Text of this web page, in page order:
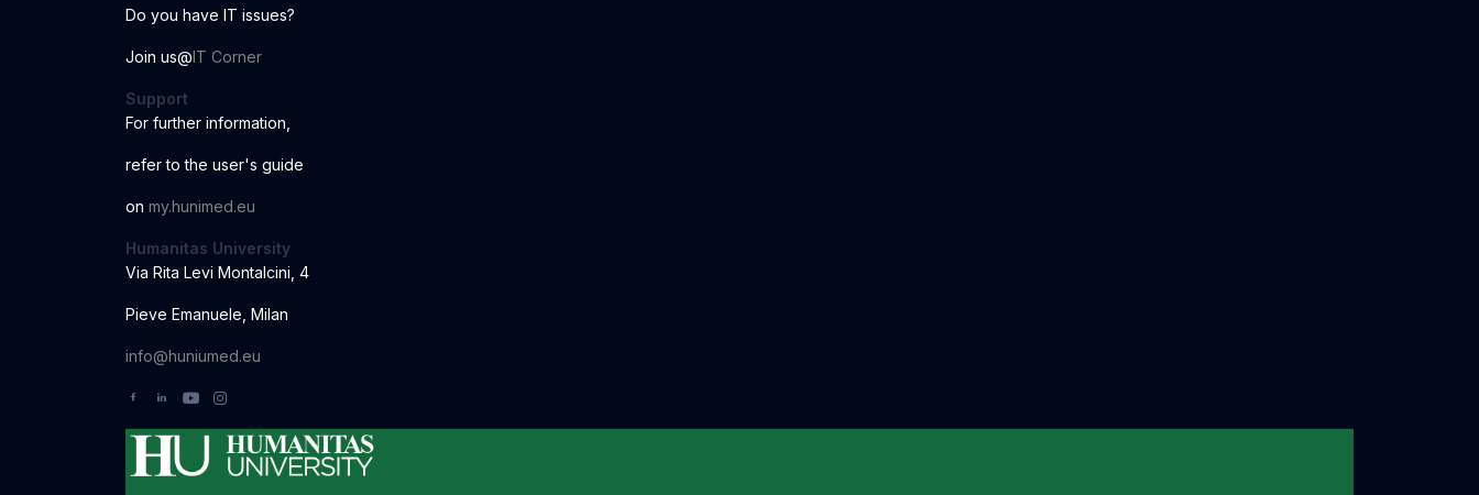
Do you have IT issues?
Join us@IT Corner
Support
For further information
refer to the user's guide
on my.hunimed.eu
Humanitas University
Via Rita Levi Montalcini, 4
Pieve Emanuele, Milan
info@huniumed.eu